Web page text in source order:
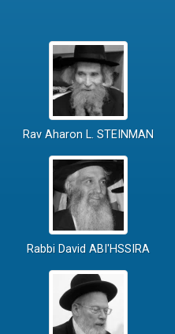
Rav Aharon L. STEINMAN
Rabbi David ABI'HSSIRA